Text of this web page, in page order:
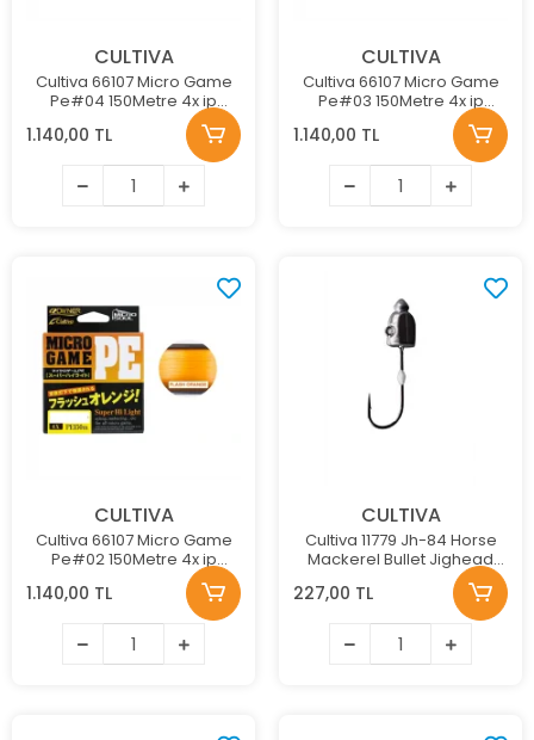
CULTIVA
Cultiva 66107 Micro Game
Pe#04 150Metre 4x ip
1.140,00 TL
CULTIVA
Cultiva 66107 Micro Game
Pe#03 150Metre 4x ip
1.140,00 TL
CULTIVA
Cultiva 66107 Micro Game
Pe#02 150Metre 4x ip
1.140,00 TL
CULTIVA
Cultiva 11779 Jh-84 Horse
Mackerel Bullet Jighead
227,00 TL